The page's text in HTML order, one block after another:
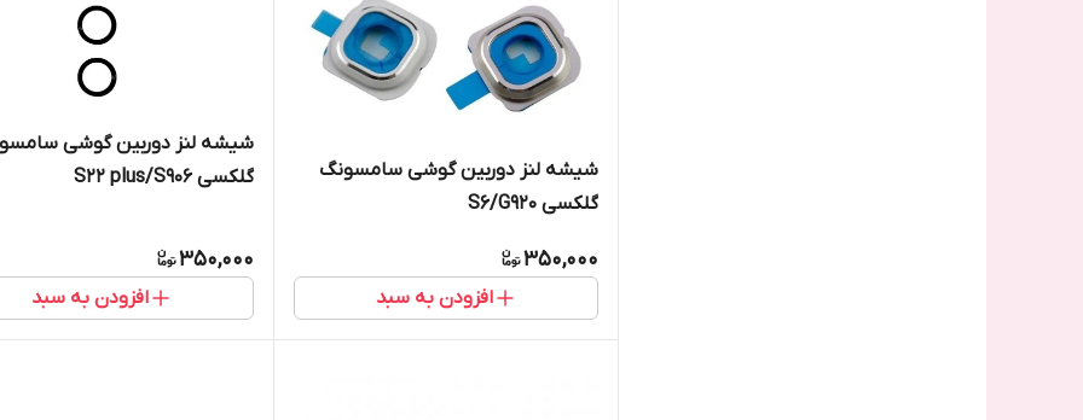
شیشه لنز دوربین گوشی سامسونگ
گلکسی S6/G920
350,000
افزودن به سبد
شیشه لنز دوربین گوشی
گلکسی S22 plus/S906
350,000
افزودن به سبد